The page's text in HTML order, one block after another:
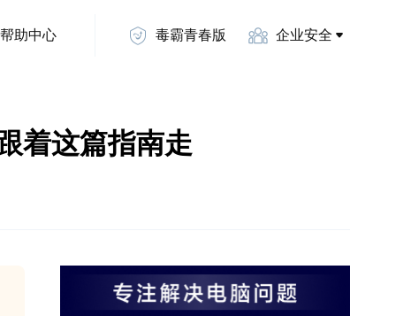
帮助中心 毒霸青春版 企业安全
着这篇指南走